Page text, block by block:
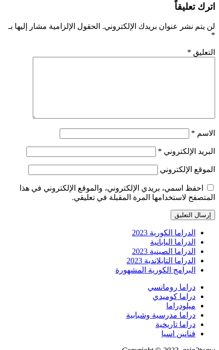
اترك تعليقاً
لن يتم نشر عنوان بريدك الإلكتروني. الحقول الإلزامية مشار إليها بـ
*
التعليق *
الاسم *
البريد الإلكتروني *
الموقع الإلكتروني
احفظ اسمي، بريدي الإلكتروني، والموقع الإلكتروني في هذا
المتصفح لاستخدامها المرة المقبلة في تعليقي.
الدراما الكورية 2023
الدراما اليابانية
الدراما الصينية 2023
الدراما التايلاندية 2023
البرامج الكورية المشهورة
دراما رومانسي
دراما كوميدي
ميلودراما
دراما مدرسية وشبابية
دراما تاريخية
فنانين اسيا